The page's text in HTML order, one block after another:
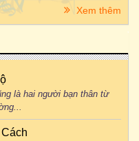
Xem thêm
là hai người bạn thân từ